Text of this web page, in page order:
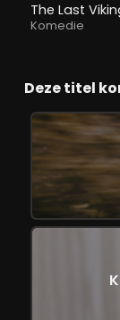
The Last
Komedie
Deze titel